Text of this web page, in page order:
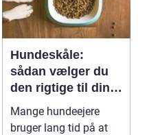
Hundeskåle:
sådan vælger du
den rigtige til din
hund
Mange hundeejere
bruger lang tid på at